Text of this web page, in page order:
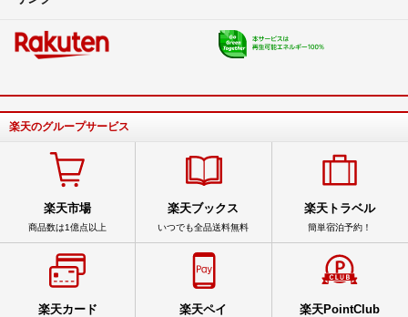
楽天のグループサービス
楽天市場
商品数は1億点以上
楽天ブックス
いつでも全品送料無料
楽天トラベル
簡単宿泊予約！
楽天カード 楽天ペイ 楽天PointClub